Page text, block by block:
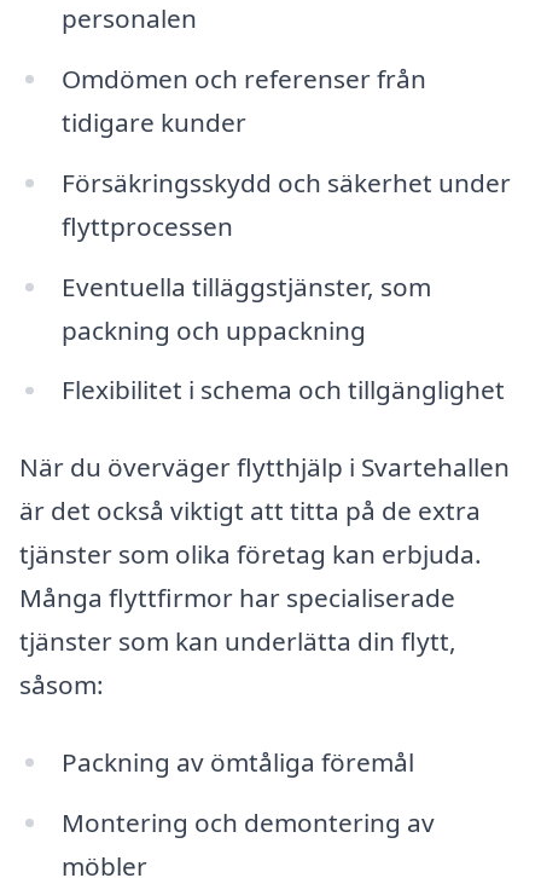
personalen
Omdömen och referenser från
tidigare kunder
Försäkringsskydd och säkerhet under
flyttprocessen
Eventuella tilläggstjänster, som
packning och uppackning
Flexibilitet i schema och tillgänglighet
När du överväger flytthjälp i Svartehallen
är det också viktigt att titta på de extra
tjänster som olika företag kan erbjuda.
Många flyttfirmor har specialiserade
tjänster som kan underlätta din flytt,
såsom:
Packning av ömtåliga föremål
Montering och demontering av
möbler